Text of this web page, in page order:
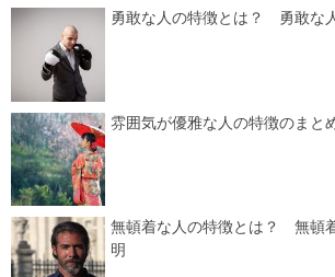
勇敢な人の特徴とは？ 勇敢な
雰囲気が優雅な人の特徴のまと
無頓着な人の特徴とは？ 無頓
明